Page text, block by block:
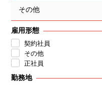
その他
雇用形態
契約社員
その他
正社員
勤務地